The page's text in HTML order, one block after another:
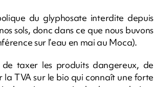
du glyphosate interdite depuis
sols, donc dans ce que nous buvons
sur l’eau en mai au Moca).
taxer les produits dangereux, de
TVA sur le bio qui connaît une forte